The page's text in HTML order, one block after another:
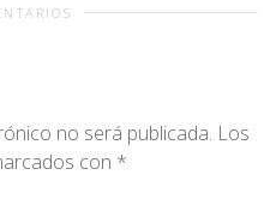
no será publicada. Los
con *